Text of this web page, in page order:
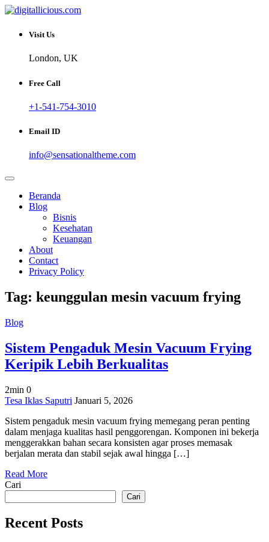
Skip
content
digitallicious.com
Sharing Digital Information
Visit Us
London, UK
Free Call
+1-541-754-3010
Email ID
info@sensationaltheme.com
Beranda
Blog
Bisnis
Kesehatan
Keuangan
About
Contact
Privacy Policy
Tag: keunggulan mesin vacuum frying
Blog
Sistem Pengaduk Mesin Vacuum Frying
Keripik Lebih Berkualitas
2min 0
on
Pengaduk
Mesin
Vacuum
Frying
Lebih
Berkualitas
Tesa Iklas Saputri Januari 5, 2026
Sistem pengaduk mesin vacuum frying memegang peran penting
dalam menjaga kualitas hasil penggorengan. Komponen ini bekerja
menggerakkan bahan secara konsisten agar proses memasak
berjalan merata dan stabil sejak awal hingga […]
Read More
Cari
Cari
Recent Posts